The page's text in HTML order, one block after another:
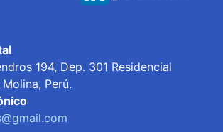
194, Dep. 301 Residencial
Perú.